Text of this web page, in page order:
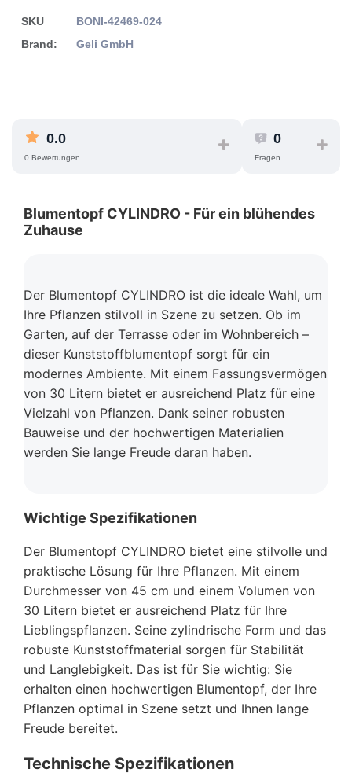
SKU
BONI-42469-024
Brand:
Geli GmbH
0.0
0 Bewertungen
0
Fragen
Blumentopf CYLINDRO - Für ein blühendes
Zuhause
Der Blumentopf CYLINDRO ist die ideale Wahl, um
Ihre Pflanzen stilvoll in Szene zu setzen. Ob im
Garten, auf der Terrasse oder im Wohnbereich –
dieser Kunststoffblumentopf sorgt für ein
modernes Ambiente. Mit einem Fassungsvermögen
von 30 Litern bietet er ausreichend Platz für eine
Vielzahl von Pflanzen. Dank seiner robusten
Bauweise und der hochwertigen Materialien
werden Sie lange Freude daran haben.
Wichtige Spezifikationen
Der Blumentopf CYLINDRO bietet eine stilvolle und
praktische Lösung für Ihre Pflanzen. Mit einem
Durchmesser von 45 cm und einem Volumen von
30 Litern bietet er ausreichend Platz für Ihre
Lieblingspflanzen. Seine zylindrische Form und das
robuste Kunststoffmaterial sorgen für Stabilität
und Langlebigkeit. Das ist für Sie wichtig: Sie
erhalten einen hochwertigen Blumentopf, der Ihre
Pflanzen optimal in Szene setzt und Ihnen lange
Freude bereitet.
Technische Spezifikationen